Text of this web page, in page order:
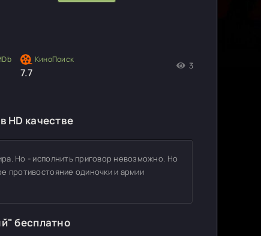
7.7
3
HD качестве
Но - исполнить приговор невозможно. Но
противостояние одиночки и армии
бесплатно